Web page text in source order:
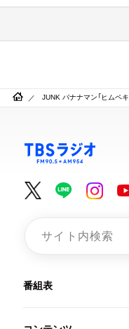
JUNK バナナマン「ヒムペ
番組表